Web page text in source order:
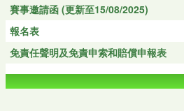
賽事邀請函 (更新至15/08/2025)
報名表
免責任聲明及免責申索和賠償申報表